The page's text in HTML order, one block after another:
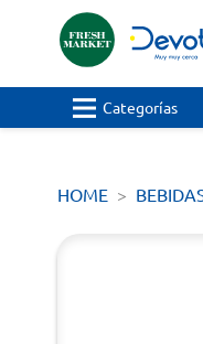
Categorías
HOME